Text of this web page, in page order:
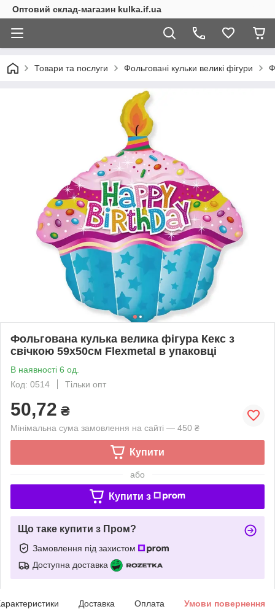
Оптовий склад-магазин kulka.if.ua
Товари та послуги Фольговані кульки великі фігури
Фольгована кулька велика фігура Кекс з
свічкою 59х50см Flexmetal в упаковці
В наявності 6 од.
Код: 0514
Тільки опт
50,72 ₴
Мінімальна сума замовлення на сайті — 450 ₴
Купити
або
Купити з
Що таке купити з Пром?
Замовлення під захистом
Доступна доставка
Доставка Оплата Умови повернення